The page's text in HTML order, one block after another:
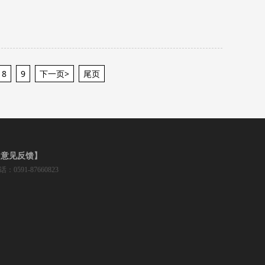
8 9 下一页> 尾页
见反馈】
：0591-87660823